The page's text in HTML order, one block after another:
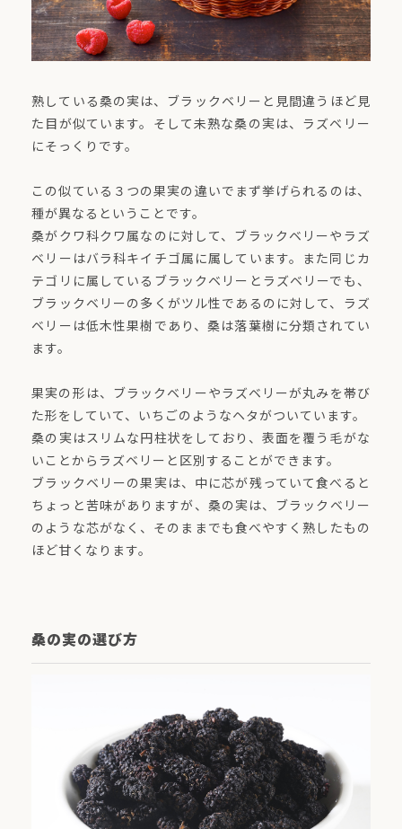
熟している桑の実は、ブラックベリーと見間違うほど見
た目が似ています。そして未熟な桑の実は、ラズベリー
にそっくりです。
この似ている３つの果実の違いでまず挙げられるのは、
種が異なるということです。
桑がクワ科クワ属なのに対して、ブラックベリーやラズ
ベリーはバラ科キイチゴ属に属しています。また同じカ
テゴリに属しているブラックベリーとラズベリーでも、
ブラックベリーの多くがツル性であるのに対して、ラズ
ベリーは低木性果樹であり、桑は落葉樹に分類されてい
ます。
果実の形は、ブラックベリーやラズベリーが丸みを帯び
た形をしていて、いちごのようなヘタがついています。
桑の実はスリムな円柱状をしており、表面を覆う毛がな
いことからラズベリーと区別することができます。
ブラックベリーの果実は、中に芯が残っていて食べると
ちょっと苦味がありますが、桑の実は、ブラックベリー
のような芯がなく、そのままでも食べやすく熟したもの
ほど甘くなります。
桑の実の選び方